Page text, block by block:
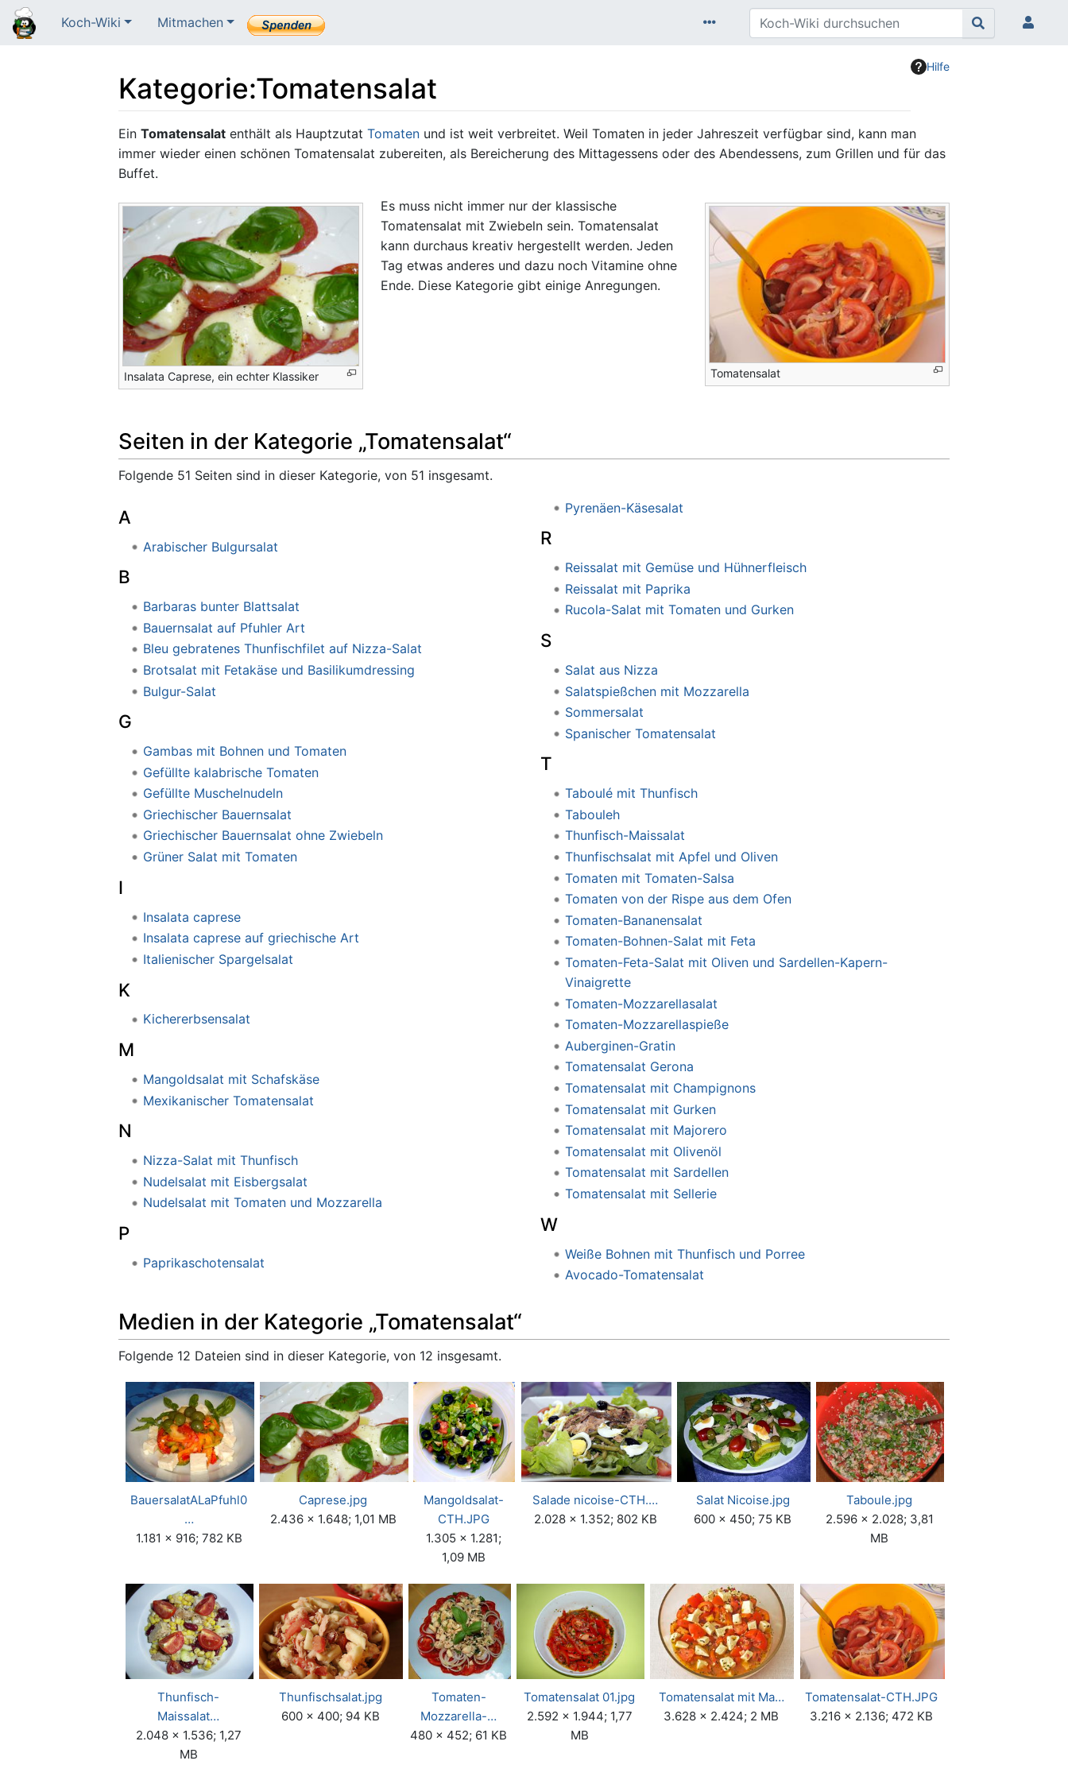
Koch-Wiki Mitmachen
Hilfe
Kategorie:Tomatensalat
Wechseln zu:Navigation,Suche
Ein Tomatensalat enthält als Hauptzutat Tomaten und ist weit verbreitet. Weil Tomaten in jeder Jahreszeit verfügbar sind, kann man
immer wieder einen schönen Tomatensalat zubereiten, als Bereicherung des Mittagessens oder des Abendessens, zum Grillen und für das
Buffet.
Insalata Caprese, ein echter Klassiker Tomatensalat
Es muss nicht immer nur der klassische
Tomatensalat mit Zwiebeln sein. Tomatensalat
kann durchaus kreativ hergestellt werden. Jeden
Tag etwas anderes und dazu noch Vitamine ohne
Ende. Diese Kategorie gibt einige Anregungen.
Seiten in der Kategorie „Tomatensalat“
Folgende 51 Seiten sind in dieser Kategorie, von 51 insgesamt.
A
Arabischer Bulgursalat
B
Barbaras bunter Blattsalat
Bauernsalat auf Pfuhler Art
Bleu gebratenes Thunfischfilet auf Nizza-Salat
Brotsalat mit Fetakäse und Basilikumdressing
Bulgur-Salat
G
Gambas mit Bohnen und Tomaten
Gefüllte kalabrische Tomaten
Gefüllte Muschelnudeln
Griechischer Bauernsalat
Griechischer Bauernsalat ohne Zwiebeln
Grüner Salat mit Tomaten
I
Insalata caprese
Insalata caprese auf griechische Art
Italienischer Spargelsalat
K
Kichererbsensalat
M
Mangoldsalat mit Schafskäse
Mexikanischer Tomatensalat
N
Nizza-Salat mit Thunfisch
Nudelsalat mit Eisbergsalat
Nudelsalat mit Tomaten und Mozzarella
P
Paprikaschotensalat
Pyrenäen-Käsesalat
R
Reissalat mit Gemüse und Hühnerfleisch
Reissalat mit Paprika
Rucola-Salat mit Tomaten und Gurken
S
Salat aus Nizza
Salatspießchen mit Mozzarella
Sommersalat
Spanischer Tomatensalat
T
Taboulé mit Thunfisch
Tabouleh
Thunfisch-Maissalat
Thunfischsalat mit Apfel und Oliven
Tomaten mit Tomaten-Salsa
Tomaten von der Rispe aus dem Ofen
Tomaten-Bananensalat
Tomaten-Bohnen-Salat mit Feta
Tomaten-Feta-Salat mit Oliven und Sardellen-Kapern-
Vinaigrette
Tomaten-Mozzarellasalat
Tomaten-Mozzarellaspieße
Auberginen-Gratin
Tomatensalat Gerona
Tomatensalat mit Champignons
Tomatensalat mit Gurken
Tomatensalat mit Majorero
Tomatensalat mit Olivenöl
Tomatensalat mit Sardellen
Tomatensalat mit Sellerie
W
Weiße Bohnen mit Thunfisch und Porree
Avocado-Tomatensalat
Medien in der Kategorie „Tomatensalat“
Folgende 12 Dateien sind in dieser Kategorie, von 12 insgesamt.
BauersalatALaPfuhl0
…
1.181 × 916; 782 KB
Caprese.jpg
2.436 × 1.648; 1,01 MB
Mangoldsalat-
CTH.JPG
1.305 × 1.281;
1,09 MB
Salade nicoise-CTH.…
2.028 × 1.352; 802 KB
Salat Nicoise.jpg
600 × 450; 75 KB
Taboule.jpg
2.596 × 2.028; 3,81
MB
Thunfisch-
Maissalat…
2.048 × 1.536; 1,27
MB
Thunfischsalat.jpg
600 × 400; 94 KB
Tomaten-
Mozzarella-…
480 × 452; 61 KB
Tomatensalat 01.jpg
2.592 × 1.944; 1,77
MB
Tomatensalat mit Ma…
3.628 × 2.424; 2 MB
Tomatensalat-CTH.JPG
3.216 × 2.136; 472 KB